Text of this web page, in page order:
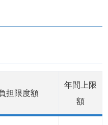
担限度額
年間上限
額